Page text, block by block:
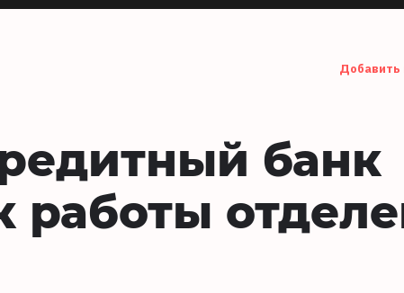
Добавить
банк
работы